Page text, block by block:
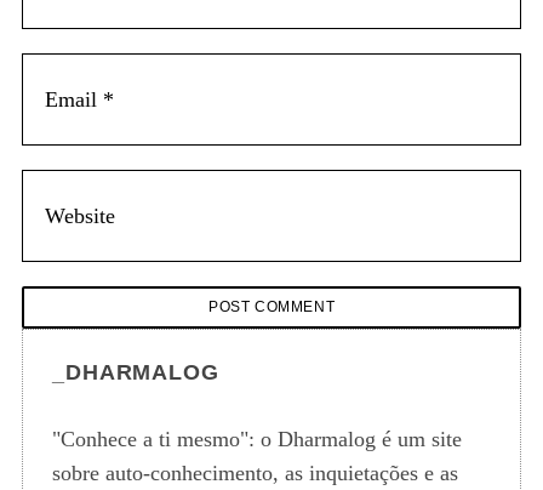
_DHARMALOG
"Conhece a ti mesmo": o Dharmalog é um site
sobre auto-conhecimento, as inquietações e as